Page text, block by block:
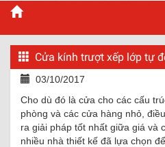
Cửa kính trượt xếp lớp tự
03/10/2017
Cho dù đó là cửa cho các cấu
phòng và các cửa hàng nhỏ,
ra giải pháp tốt nhất giữa giá và
nhiều nhà thiết kế đã lựa chọn